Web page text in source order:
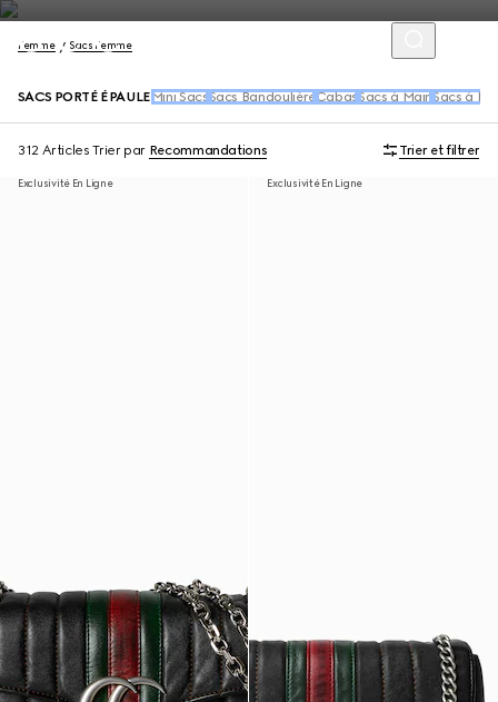
Femme Sacs Femme
SACS PORTÉ ÉPAULE Mini Sacs Sacs Bandoulière Cabas Sacs à Main Sacs à
312 Articles Trier par Recommandations Trier et filtrer
Exclusivité En Ligne Exclusivité En Ligne